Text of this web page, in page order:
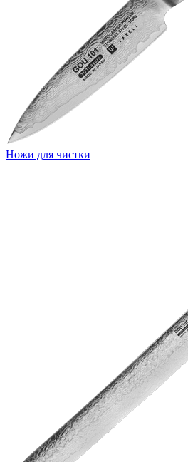
Ножи для чистки